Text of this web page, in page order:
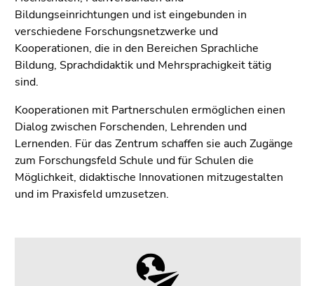
den
Zusatzinformationen
(Zugriffstaste
5)
Zu
Seiteneinstellungen
(Benutzer/Sprache)
(Zugriffstaste
8)
Zur
Suche
Bildungseinrichtungen und ist eingebunden in
verschiedene Forschungsnetzwerke und
Kooperationen, die in den Bereichen Sprachliche
Bildung, Sprachdidaktik und Mehrsprachigkeit tätig
sind.
Kooperationen mit Partnerschulen ermöglichen einen
Dialog zwischen Forschenden, Lehrenden und
Lernenden. Für das Zentrum schaffen sie auch Zugänge
zum Forschungsfeld Schule und für Schulen die
Möglichkeit, didaktische Innovationen mitzugestalten
und im Praxisfeld umzusetzen.